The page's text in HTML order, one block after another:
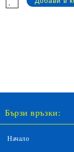
Бързи връзки:
Начало